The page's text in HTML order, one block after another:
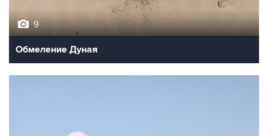
9
Обмеление Дуная